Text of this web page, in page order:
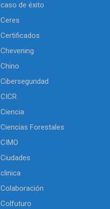
caso de éxito
Ceres
Certificados
Chevening
Chino
Ciberseguridad
CICR
Ciencia
Ciencias Forestales
CIMO
Ciudades
clinica
Colaboración
Colfuturo